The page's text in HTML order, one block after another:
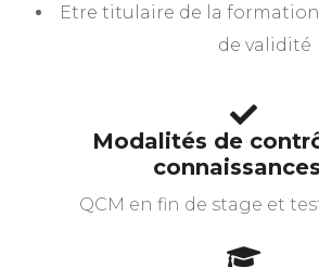
Etre titulaire de la
de validité
Modalités de
QCM en fin de stage et